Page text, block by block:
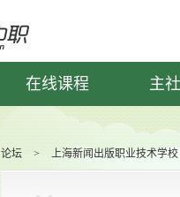
在线课程 主
论坛 > 上海新闻出版职业技术学校